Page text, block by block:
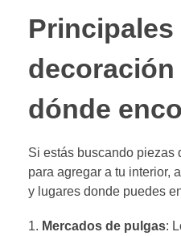
Principales
dónde
Si estás buscando piezas
para agregar a tu interior,
y lugares donde puedes
Mercados de pulgas: